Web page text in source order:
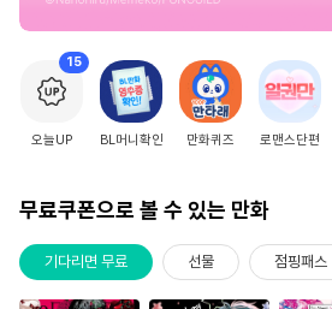
15
오늘UP BL머니확인 만화퀴즈 로맨스단편
무료쿠폰으로 볼 수 있는 만화
기다리면 무료 선물 점핑패스